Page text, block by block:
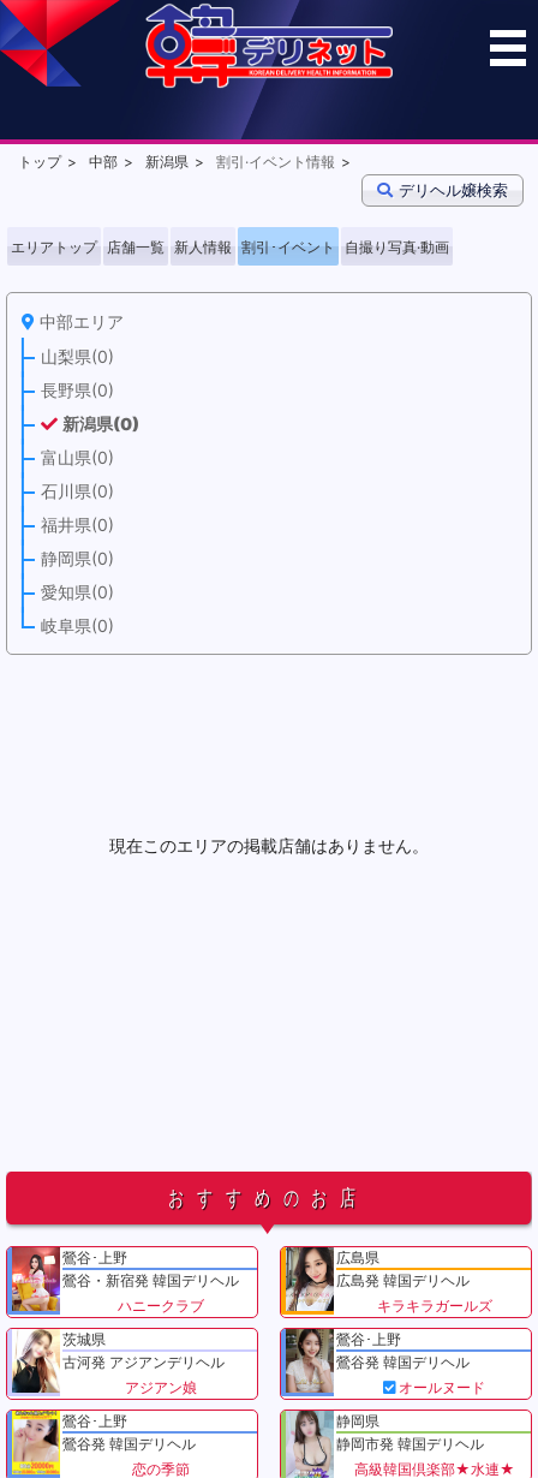
トップ 中部 新潟県 割引·イベント情報
デリヘル嬢検索
エリアトップ 店舗一覧 新人情報 割引･イベント 自撮り写真·動画
中部エリア
山梨県(0)
長野県(0)
新潟県(0)
富山県(0)
石川県(0)
福井県(0)
静岡県(0)
愛知県(0)
岐阜県(0)
現在このエリアの掲載店舗はありません。
おすすめのお店
鶯谷･上野
鶯谷・新宿発 韓国デリヘル
ハニークラブ
広島県
広島発 韓国デリヘル
キラキラガールズ
茨城県
古河発 アジアンデリヘル
アジアン娘
鶯谷･上野
鶯谷発 韓国デリヘル
オールヌード
鶯谷･上野
鶯谷発 韓国デリヘル
恋の季節
静岡県
静岡市発 韓国デリヘル
高級韓国倶楽部★水連★